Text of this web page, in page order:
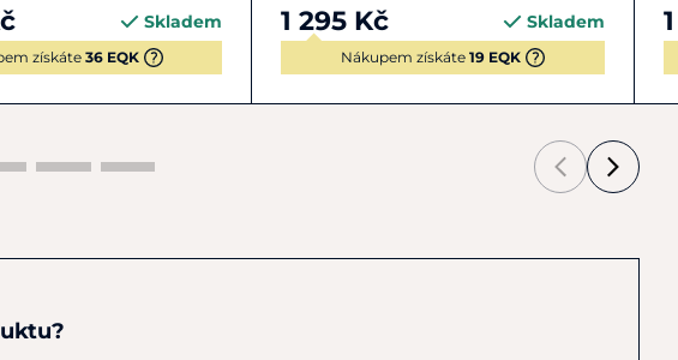
Skladem
získáte36 EQK
1 295 Kč Skladem
Nákupem získáte 19 EQK